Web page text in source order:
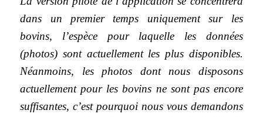
dans un premier temps uniquement sur les
bovins, l’espèce pour laquelle les données
(photos) sont actuellement les plus disponibles.
Néanmoins, les photos dont nous disposons
actuellement pour les bovins ne sont pas encore
suffisantes, c’est pourquoi nous vous demandons